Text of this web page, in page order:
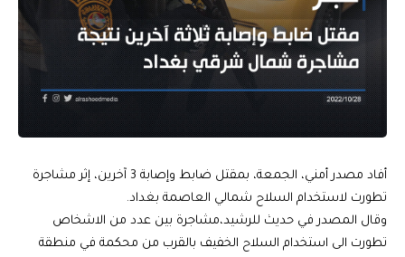
أفاد مصدر أمني، الجمعة، بمقتل ضابط وإصابة 3 آخرين، إثر مشاجرة
تطورت لاستخدام السلاح شمالي العاصمة بغداد.
وقال المصدر في حديث للرشيد،مشاجرة بين عدد من الاشخاص
تطورت الى استخدام السلاح الخفيف بالقرب من محكمة في منطقة